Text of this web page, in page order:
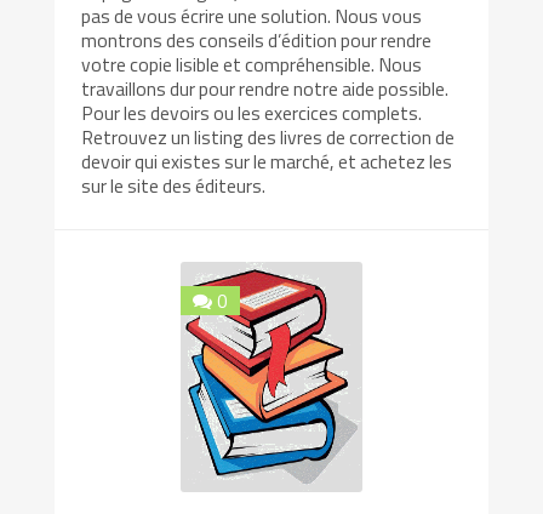
pas de vous écrire une solution. Nous vous
montrons des conseils d’édition pour rendre
votre copie lisible et compréhensible. Nous
travaillons dur pour rendre notre aide possible.
Pour les devoirs ou les exercices complets.
Retrouvez un listing des livres de correction de
devoir qui existes sur le marché, et achetez les
sur le site des éditeurs.
0